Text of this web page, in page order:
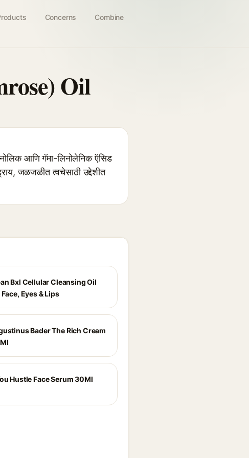
Concerns Combine
Oil
आणि गॅमा-लिनोलेनिक ऍसिड
जळजळीत त्वचेसाठी उद्देशीत
Bxl Cellular Cleansing Oil
Face, Eyes & Lips
Bader The Rich Cream
Hustle Face Serum 30Ml